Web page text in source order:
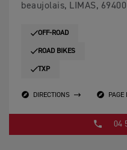
beaujolais, LIMAS, 69400
OFF-ROAD
ROAD BIKES
TXP
DIRECTIONS
04